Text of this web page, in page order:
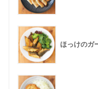
ほっけのガ